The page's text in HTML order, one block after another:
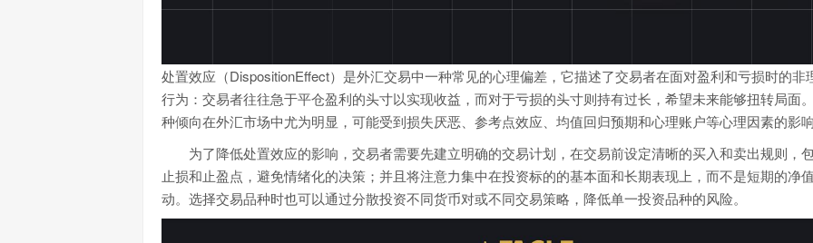
处置效应（DispositionEffect）是外汇交易中一种常见的心理偏差，它描述了交易者在面对盈利和亏损时的非
行为：交易者往往急于平仓盈利的头寸以实现收益，而对于亏损的头寸则持有过长，希望未来能够扭转局面
种倾向在外汇市场中尤为明显，可能受到损失厌恶、参考点效应、均值回归预期和心理账户等心理因素的影
为了降低处置效应的影响，交易者需要先建立明确的交易计划，在交易前设定清晰的买入和卖出规则，
止损和止盈点，避免情绪化的决策；并且将注意力集中在投资标的的基本面和长期表现上，而不是短期的净
动。选择交易品种时也可以通过分散投资不同货币对或不同交易策略，降低单一投资品种的风险。